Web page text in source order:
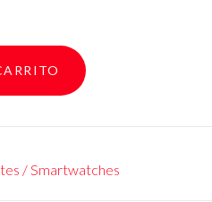
/ Smartwatches